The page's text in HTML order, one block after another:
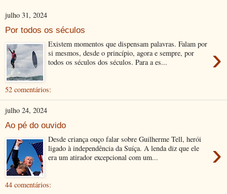
julho 31, 2024
Por todos os séculos
›
Existem momentos que dispensam palavras. Falam por
si mesmos, desde o princípio, agora e sempre, por
todos os séculos dos séculos. Para a es...
52 comentários:
julho 24, 2024
Ao pé do ouvido
›
Desde criança ouço falar sobre Guilherme Tell, herói
ligado à independência da Suíça. A lenda diz que ele
era um atirador excepcional com um...
44 comentários: